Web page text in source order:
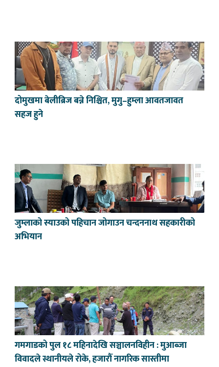
दोमुखमा बेलीब्रिज बन्ने निश्चित, मुगु–हुम्ला आवतजावत
सहज हुने
जुम्लाको स्याउको पहिचान जोगाउन चन्दननाथ सहकारीको
अभियान
गमगाडको पुल १८ महिनादेखि सञ्चालनविहीन : मुआब्जा
विवादले स्थानीयले रोके, हजारौँ नागरिक सास्तीमा